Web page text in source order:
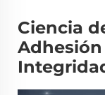
Ciencia